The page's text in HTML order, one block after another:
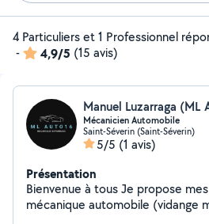
4 Particuliers et 1 Professionnel
-
4,9/5 (15 avis)
Manuel Luzarraga (ML
Mécanicien Automobile
Saint-Séverin (Saint-Séverin)
5/5 (1 avis)
Présentation
Bienvenue à tous Je propose
mécanique automobile (vidange